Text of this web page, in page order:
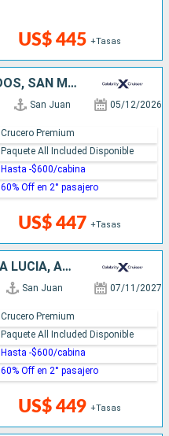
US$ 445 +Tasas
PUERTO RICO, ESTADOS UNIDOS, SAN MARTÍN, ANTIGUA Y BARBUDA, SANTA LUCIA, BARBADOS
San Juan 05/12/2026
US$ 447 +Tasas
Crucero Premium
Paquete All Included Disponible
Hasta -$600/cabina
60% Off en 2° pasajero
DOMINICA, BARBADOS, SANTA LUCIA, ANTIGUA Y BARBUDA, ESTADOS UNIDOS, PUERTO RICO
San Juan 07/11/2027
US$ 449 +Tasas
Crucero Premium
Paquete All Included Disponible
Hasta -$600/cabina
60% Off en 2° pasajero